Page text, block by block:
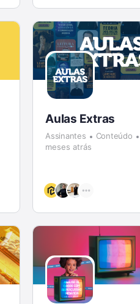
Aulas Extras
Assinantes Conteúdo
meses atrás